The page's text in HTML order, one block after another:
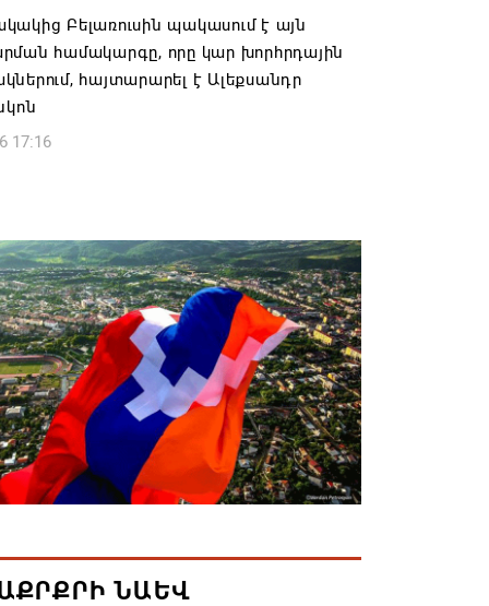
Բելառուսին պակասում է այն
համակարգը, որը կար խորհրդային
հայտարարել է Ալեքսանդր
17:16
16:57
Բ-ի և եպիսկոպոսների գործով
ինքնաբացարկ է հայտնել
16:55
Սաուդյան Արաբիան և Պակիստանը
դաշինք ստեղծելու մասին
16:43
ՆԱԵՎ